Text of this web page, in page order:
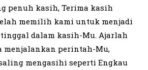
penuh kasih, Terima kasih
memilih kami untuk menjadi
dalam kasih-Mu. Ajarlah
menjalankan perintah-Mu,
mengasihi seperti Engkau